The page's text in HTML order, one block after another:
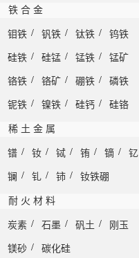
铁 合 金
钼铁 / 钒铁 / 钛铁 / 钨铁
硅铁 / 硅锰 / 锰铁 / 锰矿
铬铁 / 铬矿 / 硼铁 / 磷铁
铌铁 / 镍铁 / 硅钙 / 硅铬
稀 土 金 属
镨 / 钕 / 铽 / 铕 / 镝 / 钇
镧 / 钆 / 铈 / 钕铁硼
耐 火 材 料
炭素 / 石墨 / 矾土 / 刚玉
镁砂 / 碳化硅